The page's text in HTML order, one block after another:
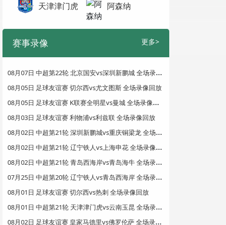
天津津门虎 阿森纳
赛事录像 更多>
0
8月07日 中超第22轮 北京国安vs深圳新鹏城 全场录像回放
08月05日 足球友谊赛 切尔西vs尤文图斯 全场录像回放
0
8月05日 足球友谊赛 K联赛全明星vs曼城 全场录像回放
08月03日 足球友谊赛 利物浦vs利兹联 全场录像回放
0
8月02日 中超第21轮 深圳新鹏城vs重庆铜梁龙 全场录像回放
0
8月02日 中超第21轮 辽宁铁人vs上海申花 全场录像回放
0
8月02日 中超第21轮 青岛西海岸vs青岛海牛 全场录像回放
0
7月25日 中超第20轮 辽宁铁人vs青岛西海岸 全场录像回放
08月01日 足球友谊赛 切尔西vs热刺 全场录像回放
0
8月01日 中超第21轮 天津津门虎vs云南玉昆 全场录像回放
0
8月02日 足球友谊赛 皇家马德里vs佛罗伦萨 全场录像回放